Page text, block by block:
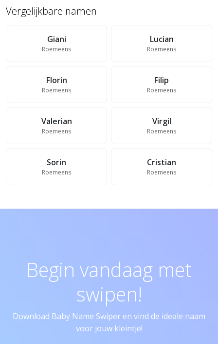
Vergelijkbare namen
Giani
Roemeens
Lucian
Roemeens
Florin
Roemeens
Filip
Roemeens
Valerian
Roemeens
Virgil
Roemeens
Sorin
Roemeens
Cristian
Roemeens
Begin vandaag met
swipen!
Download Baby Name Swiper en vind de ideale naam
voor jouw kleintje!